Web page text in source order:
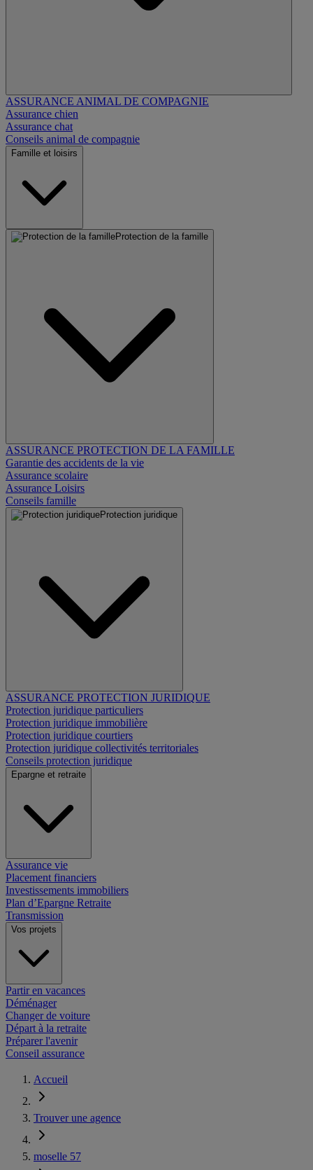
ASSURANCE ANIMAL DE COMPAGNIE
Assurance chien
Assurance chat
Conseils animal de compagnie
Famille et loisirs
Protection de la famille
ASSURANCE PROTECTION DE LA FAMILLE
Garantie des accidents de la vie
Assurance scolaire
Assurance Loisirs
Conseils famille
Protection juridique
ASSURANCE PROTECTION JURIDIQUE
Protection juridique particuliers
Protection juridique immobilière
Protection juridique courtiers
Protection juridique collectivités territoriales
Conseils protection juridique
Epargne et retraite
Assurance vie
Placement financiers
Investissements immobiliers
Plan d’Epargne Retraite
Transmission
Vos projets
Partir en vacances
Déménager
Changer de voiture
Départ à la retraite
Préparer l'avenir
Conseil assurance
Accueil
Trouver une agence
moselle 57